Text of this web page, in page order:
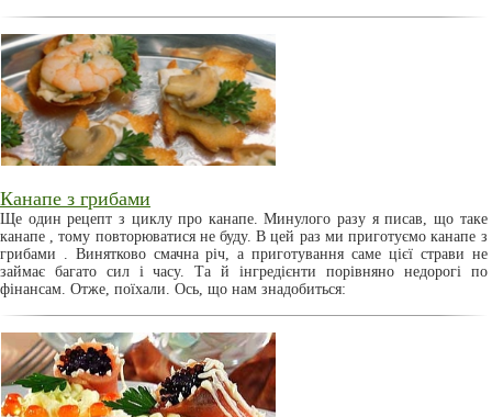
Канапе з грибами
Ще один рецепт з циклу про канапе. Минулого разу я писав, що таке
канапе , тому повторюватися не буду. В цей раз ми приготуємо канапе з
грибами . Винятково смачна річ, а приготування саме цієї страви не
займає багато сил і часу. Та й інгредієнти порівняно недорогі по
фінансам. Отже, поїхали. Ось, що нам знадобиться: